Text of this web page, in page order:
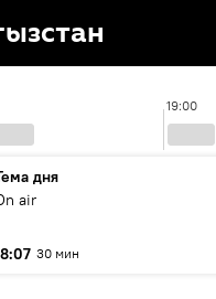
19:00
дня
air
30 мин